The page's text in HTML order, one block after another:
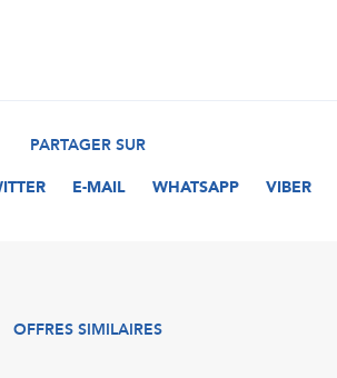
PARTAGER SUR
E-MAIL WHATSAPP VIBER
OFFRES SIMILAIRES